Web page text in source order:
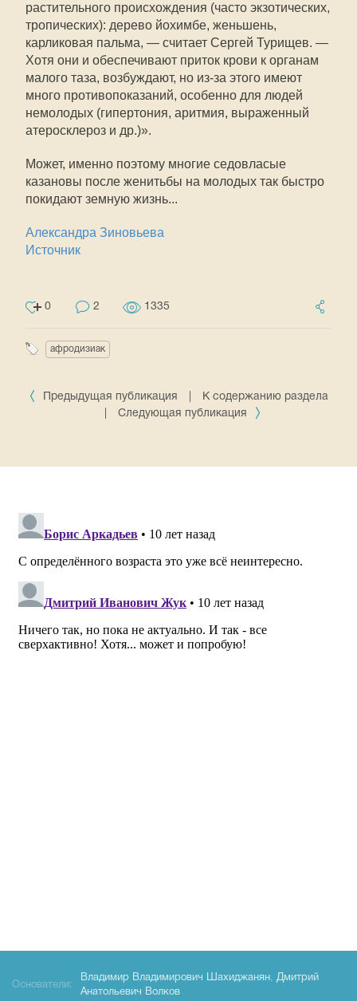
растительного происхождения (часто экзотических,
тропических): дерево йохимбе, женьшень,
карликовая пальма, — считает Сергей Турищев. —
Хотя они и обеспечивают приток крови к органам
малого таза, возбуждают, но из-за этого имеют
много противопоказаний, особенно для людей
немолодых (гипертония, аритмия, выраженный
атеросклероз и др.)».
Может, именно поэтому многие седовласые
казановы после женитьбы на молодых так быстро
покидают земную жизнь...
Александра Зиновьева
Источник
0 2 1335
афродизиак
Предыдущая публикация
К содержанию раздела
Следующая публикация
Основатели:
Владимир Владимирович Шахиджанян, Дмитрий
Анатольевич Волков